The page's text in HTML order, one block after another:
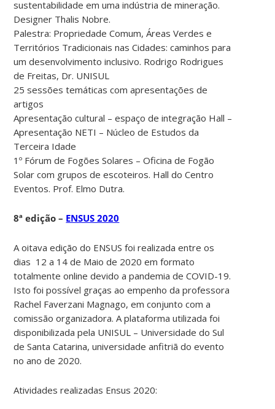
sustentabilidade em uma indústria de mineração.
Designer Thalis Nobre.
Palestra: Propriedade Comum, Áreas Verdes e
Territórios Tradicionais nas Cidades: caminhos para
um desenvolvimento inclusivo. Rodrigo Rodrigues
de Freitas, Dr. UNISUL
25 sessões temáticas com apresentações de
artigos
Apresentação cultural – espaço de integração Hall –
Apresentação NETI – Núcleo de Estudos da
Terceira Idade
1º Fórum de Fogões Solares – Oficina de Fogão
Solar com grupos de escoteiros. Hall do Centro
Eventos. Prof. Elmo Dutra.
8ª edição – ENSUS 2020
A oitava edição do ENSUS foi realizada entre os
dias 12 a 14 de Maio de 2020 em formato
totalmente online devido a pandemia de COVID-19.
Isto foi possível graças ao empenho da professora
Rachel Faverzani Magnago, em conjunto com a
comissão organizadora. A plataforma utilizada foi
disponibilizada pela UNISUL – Universidade do Sul
de Santa Catarina, universidade anfitriã do evento
no ano de 2020.
Atividades realizadas Ensus 2020: